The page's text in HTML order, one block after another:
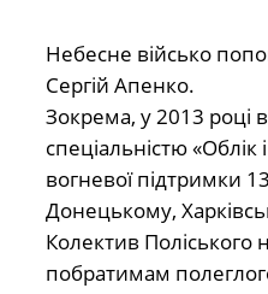
Небесне військо
Сергій Апенко.
Зокрема, у 2013 році
спеціальністю
вогневої підтримки
Донецькому,
Колектив Поліського
побратимам